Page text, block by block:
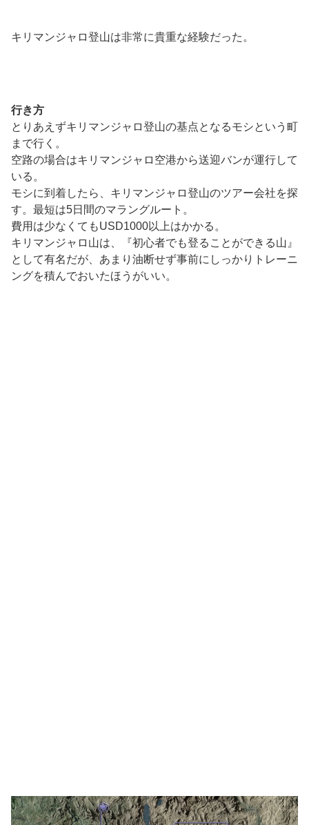
キリマンジャロ登山は非常に貴重な経験だった。
行き方
とりあえずキリマンジャロ登山の基点となるモシという町
まで行く。
空路の場合はキリマンジャロ空港から送迎バンが運行して
いる。
モシに到着したら、キリマンジャロ登山のツアー会社を探
す。最短は5日間のマラングルート。
費用は少なくてもUSD1000以上はかかる。
キリマンジャロ山は、『初心者でも登ることができる山』
として有名だが、あまり油断せず事前にしっかりトレーニ
ングを積んでおいたほうがいい。